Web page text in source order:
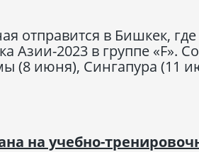
отправится в Бишкек, где
Азии-2023 в группе «F».
(8 июня), Сингапура (11
на учебно-